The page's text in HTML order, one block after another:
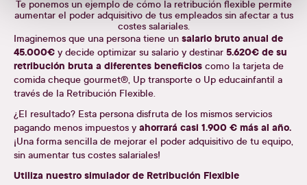
Te ponemos un ejemplo de cómo la retribución flexible permite
aumentar el poder adquisitivo de tus empleados sin afectar a tus
costes salariales.
Imaginemos que una persona tiene un salario bruto anual de
45.000€ y decide optimizar su salario y destinar 5.620€ de su
retribución bruta a diferentes beneficios como la tarjeta de
comida cheque gourmet®, Up transporte o Up educainfantil a
través de la Retribución Flexible.
¿El resultado? Esta persona disfruta de los mismos servicios
pagando menos impuestos y ahorrará casi 1.900 € más al año.
¡Una forma sencilla de mejorar el poder adquisitivo de tu equipo,
sin aumentar tus costes salariales!
Utiliza nuestro simulador de Retribución Flexible